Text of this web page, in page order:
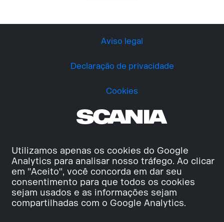
Utilizamos apenas os cookies do Google
Analytics para analisar nosso tráfego. Ao clicar
em "Aceito", você concorda em dar seu
consentimento para que todos os cookies
sejam usados e as informações sejam
compartilhadas com o Google Analytics.
Aviso legal
Declaração de privacidade
Cookies